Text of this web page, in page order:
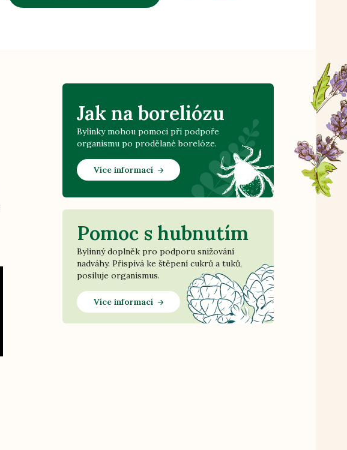
Jak na boreliózu
Bylinky mohou pomoci při podpoře
organismu po prodělané borelóze.
Více informací
Pomoc s hubnutím
Bylinný doplněk pro podporu snižování
nadváhy. Přispívá ke štěpení cukrů a tuků,
posiluje organismus.
Více informací